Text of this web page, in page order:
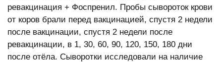
ревакцинация + Фоспренил. Пробы сывороток крови
от коров брали перед вакцинацией, спустя 2 недели
после вакцинации, спустя 2 недели после
ревакцинации, в 1, 30, 60, 90, 120, 150, 180 дни
после отёла. Сыворотки исследовали на наличие